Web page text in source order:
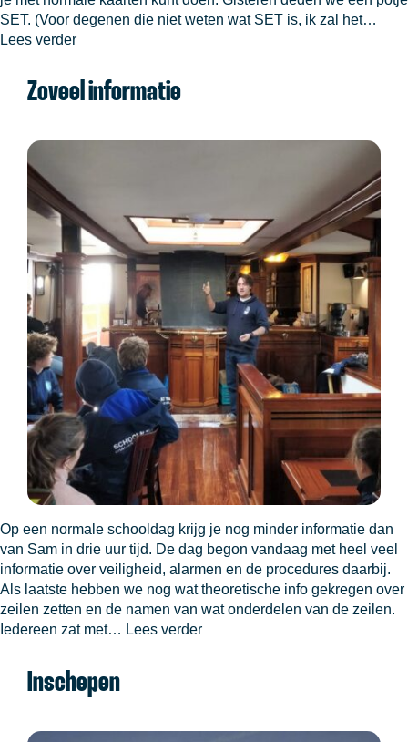
SET. (Voor degenen die niet weten wat SET is, ik zal het…
Lees verderSpelletjes
Zoveel informatie
Op een normale schooldag krijg je nog minder informatie dan
van Sam in drie uur tijd. De dag begon vandaag met heel veel
informatie over veiligheid, alarmen en de procedures daarbij.
Als laatste hebben we nog wat theoretische info gekregen over
zeilen zetten en de namen van wat onderdelen van de zeilen.
Iedereen zat met… Lees verderZoveel
Inschepen